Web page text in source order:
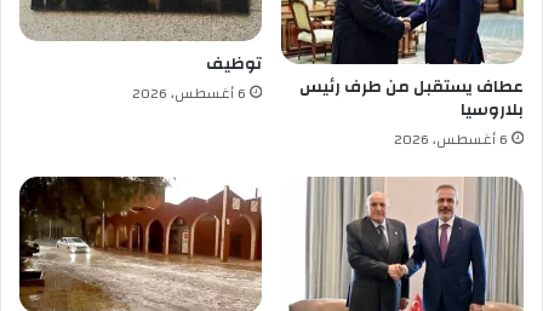
ن
س
ط
ا
ن
س
ل
ط
ن
ة
ع
ع
ي
و
د
:
م
ي
ت
ر
و
ل
عطاف يستقبل من طرف رئيس
بلاروسيا
6 أغسطس، 2026
توظيف
6 أغسطس، 2026